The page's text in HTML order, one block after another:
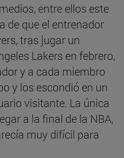
entre ellos este
de que el entrenador
tras jugar un
Lakers en febrero,
y a cada miembro
y los escondió en un
visitante. La única
a la final de la NBA,
muy difícil para